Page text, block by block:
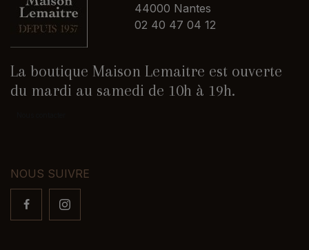
44000 Nantes
02 40 47 04 12
La boutique Maison Lemaitre est ouverte
du mardi au samedi de 10h à 19h.
NOUS SUIVRE